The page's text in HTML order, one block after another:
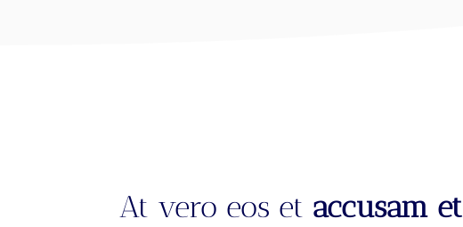
At vero eos et accusam et